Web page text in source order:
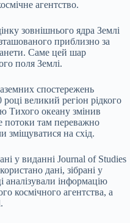
агентство.
зовнішнього ядра Землі
приблизно за
Саме цей шар
поля Землі.
спостережень
великий регіон рідкого
Тихого океану змінив
потоки там переважно
зміщуватися на схід.
у виданні Journal of Studies
дані, зібрані у
аналізували інформацію
космічного агентства, а